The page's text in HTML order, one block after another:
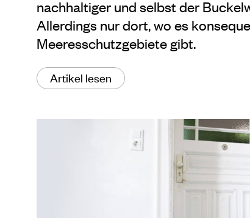
nachhaltiger und selbst der
Allerdings nur dort, wo es
Meeresschutzgebiete gibt.
Artikel lesen